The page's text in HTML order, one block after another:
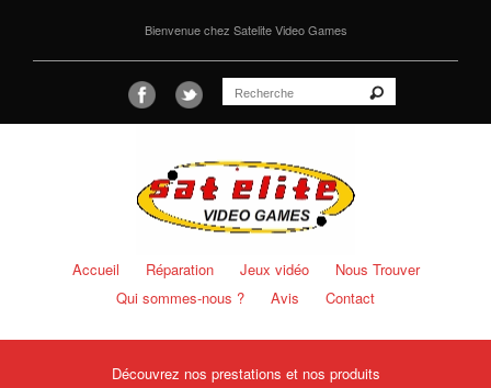
Bienvenue chez Satelite Video Games
Accueil Réparation Jeux vidéo
Nous Trouver
Qui sommes-nous ?
Avis Contact
Découvrez nos prestations et nos produits